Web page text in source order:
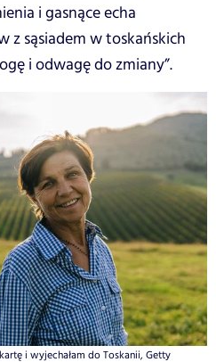
i gasnące echa
z sąsiadem w toskańskich
i odwagę do zmiany”.
i wyjechałam do Toskanii, Getty